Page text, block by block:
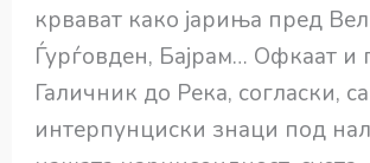
крвават како јариња пред
Ѓурѓовден, Бајрам… Офкаат и
Галичник до Река, согласки,
интерпунциски знаци под